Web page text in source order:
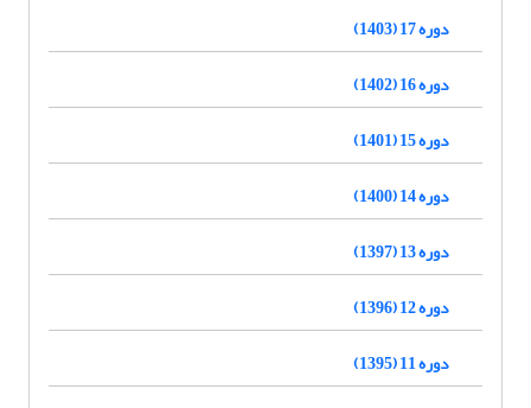
دوره 17 (1403)
دوره 16 (1402)
دوره 15 (1401)
دوره 14 (1400)
دوره 13 (1397)
دوره 12 (1396)
دوره 11 (1395)